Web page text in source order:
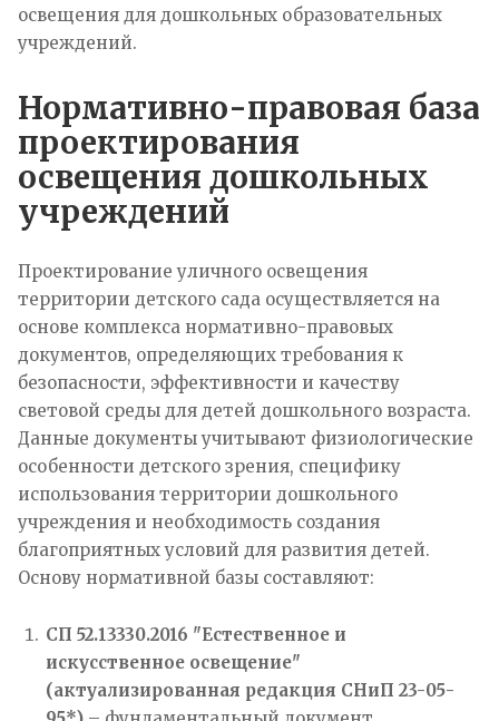
освещения для дошкольных образовательных
учреждений.
Нормативно-правовая база
проектирования
освещения дошкольных
учреждений
Проектирование уличного освещения
территории детского сада осуществляется на
основе комплекса нормативно-правовых
документов, определяющих требования к
безопасности, эффективности и качеству
световой среды для детей дошкольного возраста.
Данные документы учитывают физиологические
особенности детского зрения, специфику
использования территории дошкольного
учреждения и необходимость создания
благоприятных условий для развития детей.
Основу нормативной базы составляют:
СП 52.13330.2016 "Естественное и
искусственное освещение"
(актуализированная редакция СНиП 23-05-